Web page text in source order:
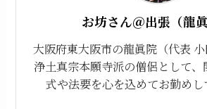
お坊さん＠出張（龍眞
大阪府東大阪市の龍眞院（代表 小
浄土真宗本願寺派の僧侶として
式や法要を心を込めてお勤めし